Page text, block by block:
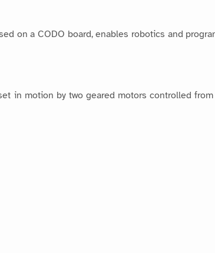
on a CODO board, enables robotics and
in motion by two geared motors controlled